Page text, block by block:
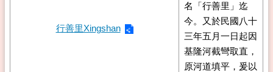
行善里Xingshan
名「行善里」迄
今。又於民國八十
三年五月一日起因
基隆河截彎取直，
原河道填平，爰以